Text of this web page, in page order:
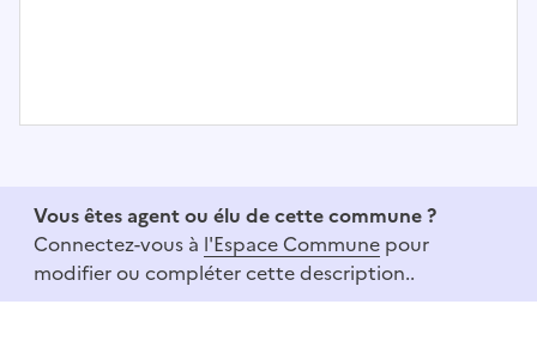
f
Vous êtes agent ou élu de cette commune ?
Connectez-vous à l'Espace Commune pour
modifier ou compléter cette description..